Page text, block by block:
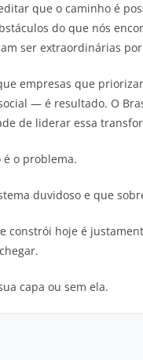
que o caminho é
do que nós
ser extraordinárias
empresas que
— é resultado. O
de liderar essa
o problema.
duvidoso e que
constrói hoje é
capa ou sem ela.